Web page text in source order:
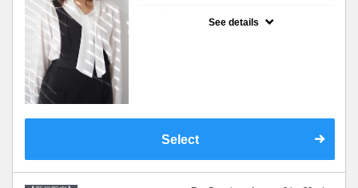
See details
Select